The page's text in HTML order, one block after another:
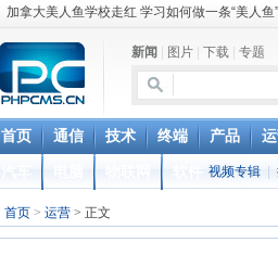
加拿大美人鱼学校走红 学习如何做一条“美人鱼”
菲律宾的蟒蛇按摩：让4条巨蟒在你身上游走
英国妖娆哥街头跳甩臀舞 根本停不下来
iOS 12.2 重磅功能更新，支持电信 Volte 和查询
联通正式确认VoLTE商用时间，移动电信很无
台湾中华电信停售新机对华为开出第一枪 国台
联通电信要合并？中国电信董事长回应：是误
女人最敏感的部位在哪里？ 最喜欢用什么样的
揭秘非洲肯尼亚男孩割礼 跳入冰冷的河水进行
新闻 图片 下载 专题
首页 通信 技术 终端 产品
视频专辑
首页 > 运营 > 正文